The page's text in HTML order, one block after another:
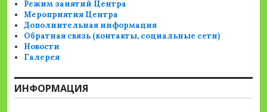
Режим занятий Центра
Мероприятия Центра
Дополнительная информация
Обратная связь (контакты, социальные сети)
Новости
Галерея
ИНФОРМАЦИЯ